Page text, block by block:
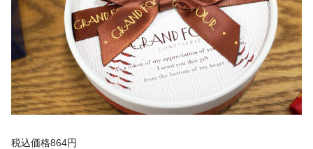
税込価格864円